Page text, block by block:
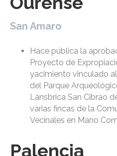
San Amaro
Hace pública la
Proyecto de
yacimiento vinculado
del Parque
Lánsbrica San Cibrao
varias fincas de la
Vecinales en Mano
Palencia